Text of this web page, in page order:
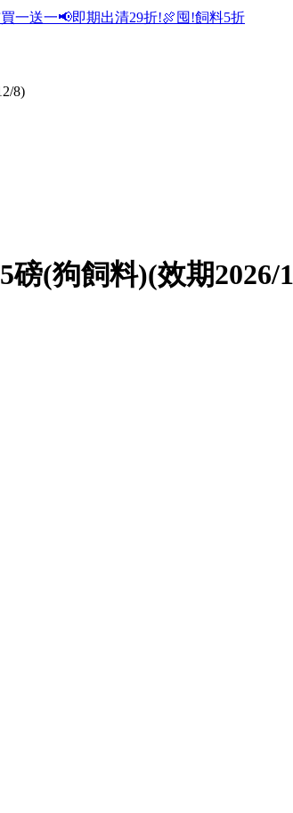
一送一📢即期出清29折!🍖囤!飼料5折
8)
(狗飼料)(效期2026/